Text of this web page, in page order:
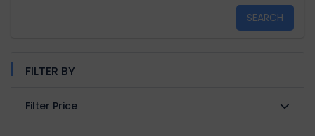
SEARCH
FILTER BY
Filter Price